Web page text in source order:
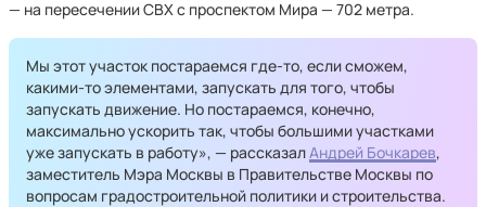
— на пересечении СВХ с проспектом Мира — 702 метра.
Мы этот участок постараемся где-то, если сможем,
какими-то элементами, запускать для того, чтобы
запускать движение. Но постараемся, конечно,
максимально ускорить так, чтобы большими участками
уже запускать в работу», — рассказалАндрей Бочкарев,
заместитель Мэра Москвы в Правительстве Москвы по
вопросам градостроительной политики и строительства.